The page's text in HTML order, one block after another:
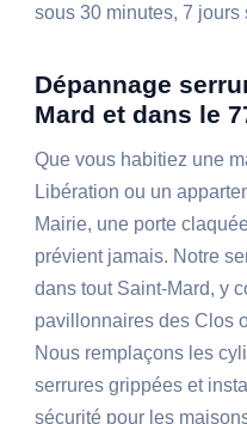
sous 30 minutes, 7 jours
Dépannage
Mard et dans le
Que vous habitiez une
Libération ou un
Mairie, une porte
prévient jamais. Notre
dans tout Saint-Mard, y
pavillonnaires des Clos
Nous remplaçons les
serrures grippées et
sécurité pour les